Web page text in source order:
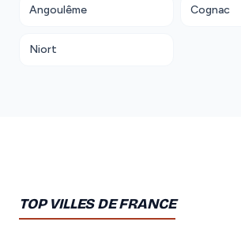
Angoulême Cognac
Niort
TOP VILLES DE FRANCE